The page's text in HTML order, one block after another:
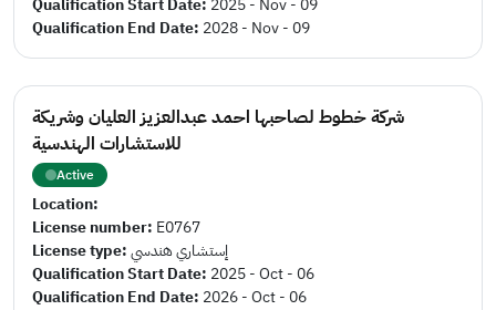
Qualification Start Date: 2025 - Nov - 09
Qualification End Date: 2028 - Nov - 09
شركة خطوط لصاحبها احمد عبدالعزيز العليان وشريكة
للاستشارات الهندسية
Active
Location:
License number: E0767
License type:إستشاري هندسي
Qualification Start Date: 2025 - Oct - 06
Qualification End Date: 2026 - Oct - 06